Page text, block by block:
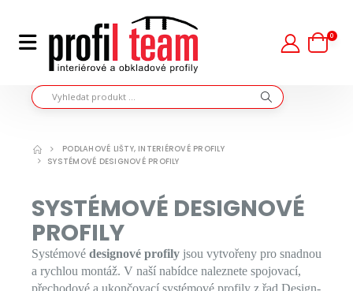
0
PODLAHOVÉ LIŠTY, INTERIÉROVÉ PROFILY
SYSTÉMOVÉ DESIGNOVÉ PROFILY
SYSTÉMOVÉ DESIGNOVÉ
PROFILY
Systémové designové profily jsou vytvořeny pro snadnou
a rychlou montáž. V naší nabídce naleznete spojovací,
přechodové a ukončovací systémové profily z řad Design-